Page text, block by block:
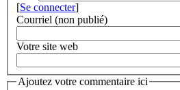
[Se connecter]
Courriel (non publié)
Votre site web
Ajoutez votre commentaire ici